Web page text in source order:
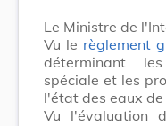
Le Ministre de
Vu le règlement
déterminant
spéciale et les
l'état des eaux
Vu l'évaluation